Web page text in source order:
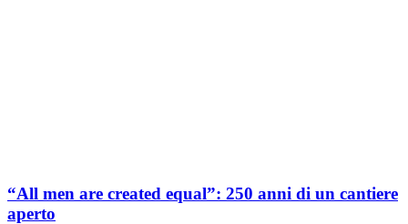
“All men are created equal”: 250 anni di un cantiere
aperto